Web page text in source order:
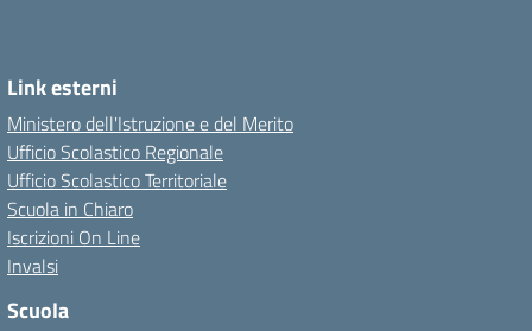
Link esterni
Ministero dell'Istruzione e del Merito
Ufficio Scolastico Regionale
Ufficio Scolastico Territoriale
Scuola in Chiaro
Iscrizioni On Line
Invalsi
Scuola